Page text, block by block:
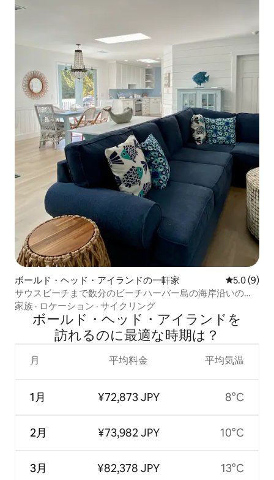
ボールド・ヘッド・アイランドの一軒家 レビュー9
5.0 (9)
サウスビーチまで数分のビーチハーバー島の海岸沿いのコ
テージ
家族 · ロケーション · サイクリング
ボールド・ヘッド・アイランドを
訪⁠れ⁠るの⁠に最⁠適⁠な時⁠期⁠は⁠？
月
1月
2月
3月
平均料金
¥72,873 JPY
¥73,982 JPY
¥82,378 JPY
平均気温
8°C
10°C
13°C